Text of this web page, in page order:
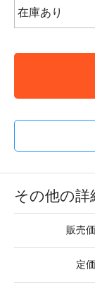
その他の詳
販売
定価